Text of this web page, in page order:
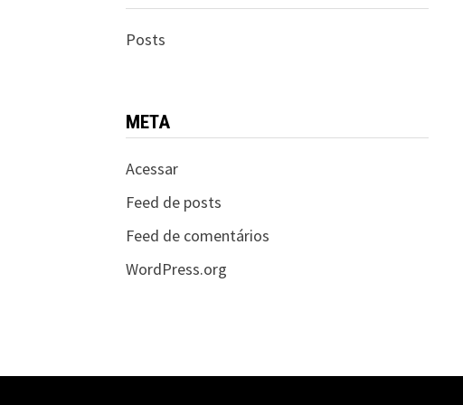
Posts
META
Acessar
Feed de posts
Feed de comentários
WordPress.org